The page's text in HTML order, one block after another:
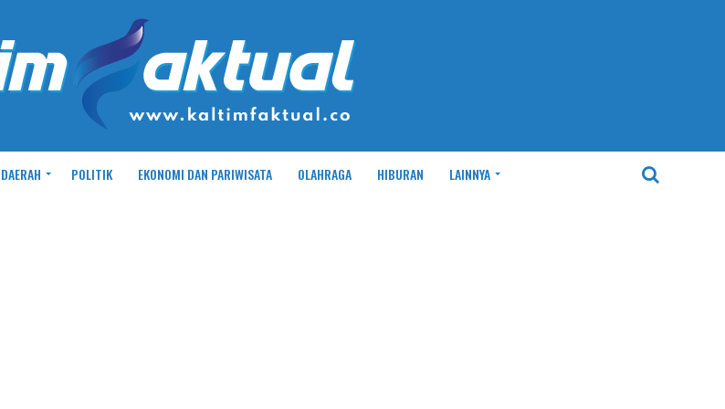
DAERAH POLITIK EKONOMI DAN PARIWISATA OLAHRAGA HIBURAN LAINNYA